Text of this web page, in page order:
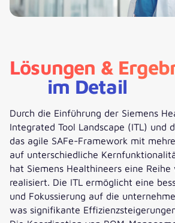
Lösungen &
im Detail
Durch die Einführung der Siemens
Integrated Tool Landscape (ITL) und
das agile SAFe-Framework mit
auf unterschiedliche
hat Siemens Healthineers eine Reihe
realisiert. Die ITL ermöglicht eine
und Fokussierung auf die
was signifikante